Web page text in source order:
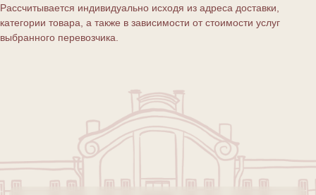
Рассчитывается индивидуально исходя из адреса доставки,
категории товара, а также в зависимости от стоимости услуг
выбранного перевозчика.